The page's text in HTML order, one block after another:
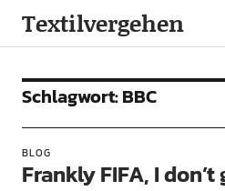
Textilvergehen
Schlagwort:BBC
BLOG
Frankly FIFA, I